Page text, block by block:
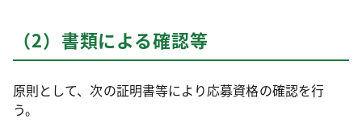
（2）書類による確認等
原則として、次の証明書等により応募資格の確認を行
う。